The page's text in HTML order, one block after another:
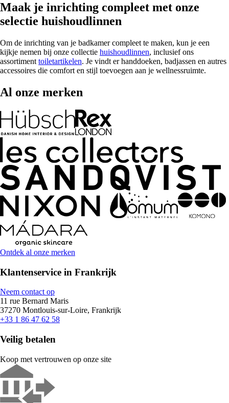
Maak je inrichting compleet met onze
selectie huishoudlinnen
Om de inrichting van je badkamer compleet te maken, kun je een
kijkje nemen bij onze collectie huishoudlinnen, inclusief ons
assortiment toiletartikelen. Je vindt er handdoeken, badjassen en autres
accessoires die comfort en stijl toevoegen aan je wellnessruimte.
Al onze merken
Ontdek al onze merken
Klantenservice in Frankrijk
Neem contact op
11 rue Bernard Maris
37270 Montlouis-sur-Loire, Frankrijk
+33 1 86 47 62 58
Veilig betalen
Koop met vertrouwen op onze site